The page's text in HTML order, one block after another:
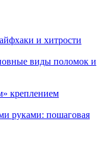
и хитрости
виды поломок и
креплением
руками: пошаговая